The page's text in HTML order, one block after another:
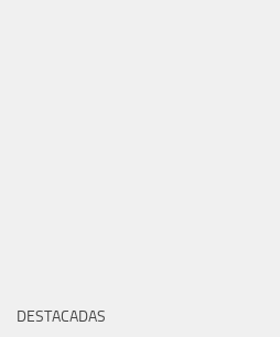
DESTACADAS